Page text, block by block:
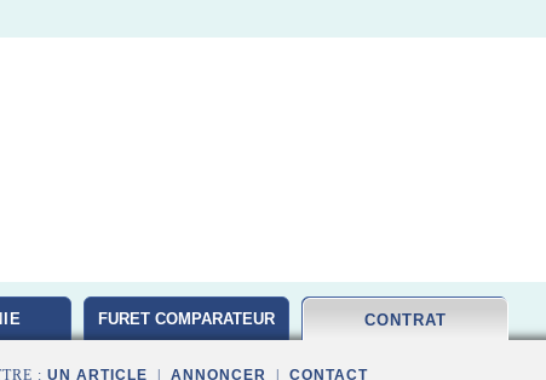
FURET COMPARATEUR CONTRAT
: UN ARTICLE ANNONCER CONTACT